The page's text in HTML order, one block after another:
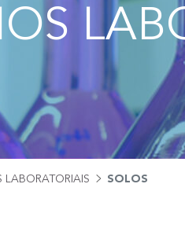
LABORATORIAIS SOLOS